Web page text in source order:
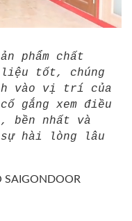
phẩm chất
tốt, chúng
vào vị trí của
gắng xem điều
nhất và
sự hài lòng lâu
SAIGONDOOR